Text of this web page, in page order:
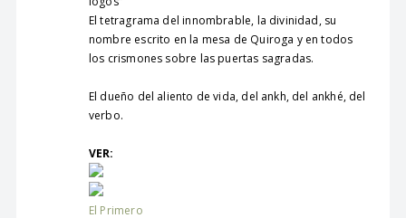
El tetragrama del innombrable, la divinidad, su
nombre escrito en la mesa de Quiroga y en todos
los crismones sobre las puertas sagradas.
El dueño del aliento de vida, del ankh, del ankhé, del
verbo.
VER:
El Primero